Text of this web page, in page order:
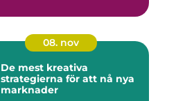
08. nov
De mest kreativa
strategierna för att nå nya
marknader